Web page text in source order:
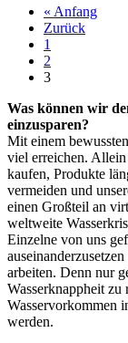
« Anfang
Zurück
1
2
3
Was können wir
einzusparen?
Mit einem
viel erreichen.
kaufen, Produkte
vermeiden und
einen Großteil an
weltweite
Einzelne von uns
arbeiten. Denn nur
Wasserknappheit zu
Wasservorkommen
werden.